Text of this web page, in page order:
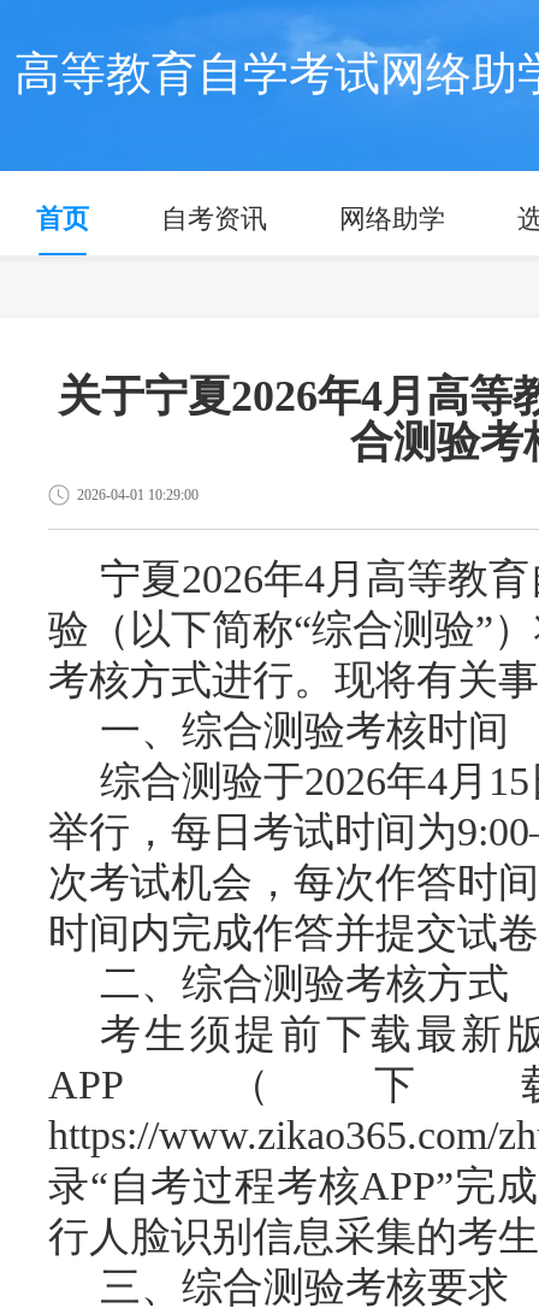
高等教育自学考试网络助
首页 自考资讯 网络助学
关于宁夏2026年4月高
合测验考
2026-04-01 10:29:00
宁夏2026年4月高等教
验 （以下简称“综合测验”）
考核方式进行。现将有关
一、综合测验考核时间
综合测验于2026年4月
举行，每日考试时间为
次考试机会，每次作答时
时间内完成作答并提交试
二、综合测验考核方式
考生须提前下载最新
APP （下
https://www.zikao365.com/
录“自考过程考核APP”完
行人脸识别信息采集的考
三、综合测验考核要求